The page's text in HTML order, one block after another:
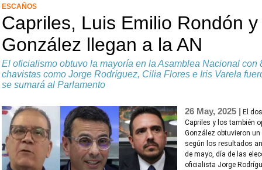
ESCAÑOS
Capriles, Luis Emilio Rondón
González llegan a la AN
El oficialismo obtuvo la mayoría en la Asamblea Nacional con
chavistas como Jorge Rodríguez, Cilia Flores e Iris Varela
se sumará al Parlamento
26 May, 2025 | El
Capriles y los también
González obtuvieron
según los resultados
de mayo, día de las
oficialista Jorge